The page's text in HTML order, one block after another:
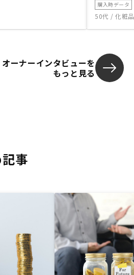
購入時データ
50代 / 化粧
オーナーインタビューを
もっと見る
事